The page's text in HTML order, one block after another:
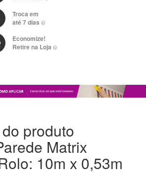
Troca em
até 7 dias
Economize!
Retire na Loja
produto
Matrix
10m x 0,53m